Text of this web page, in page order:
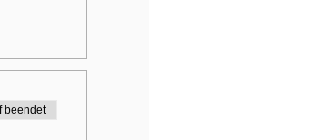
beendet